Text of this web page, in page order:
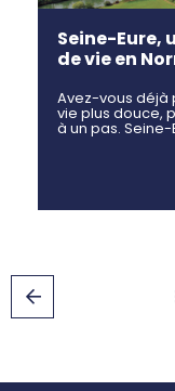
Seine-
de vie en
Avez-vous déjà
vie plus douce,
à un pas.